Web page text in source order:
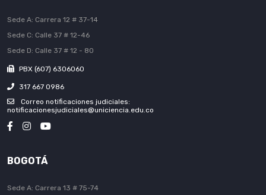
Sede A: Carrera 12 # 37-14
Sede C: Calle 37 # 12-46
Sede D: Calle 37 # 12 - 80
PBX (607) 6306060
317 667 0986
Correo notificaciones judiciales:
notificacionesjudiciales@uniciencia.edu.co
BOGOTÁ
Sede A: Carrera 13 # 75-74